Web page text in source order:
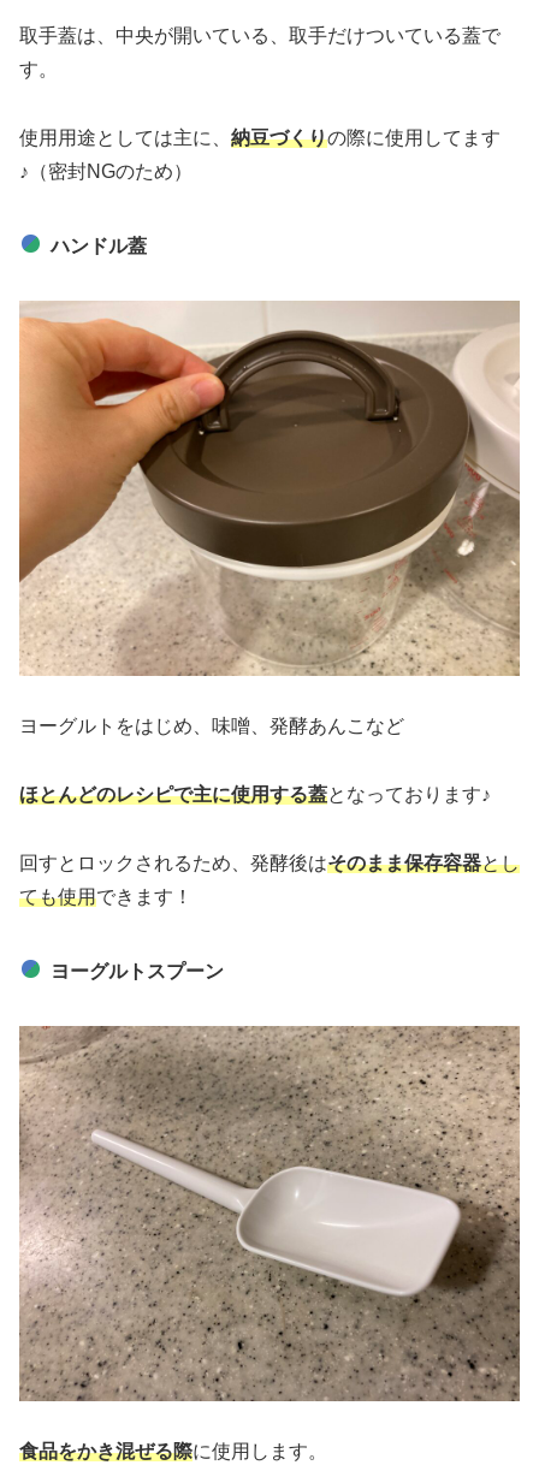
取手蓋は、中央が開いている、取手だけついている蓋で
す。
使用用途としては主に、 納豆づくりの際に使用してます
♪（密封NGのため）
ハンドル蓋
ヨーグルトをはじめ、味噌、発酵あんこなど
ほとんどのレシピで主に使用する蓋となっております♪
回すとロックされるため、発酵後はそのまま保存容器とし
ても使用できます！
ヨーグルトスプーン
食品をかき混ぜる際に使用します。